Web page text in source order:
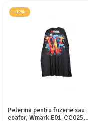
-17%
Pelerina pentru frizerie sau
coafor, Wmark E01-CC025,